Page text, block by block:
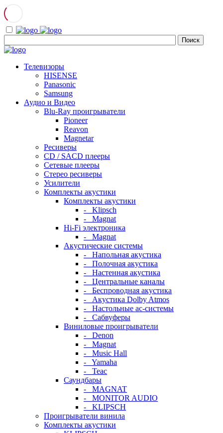
Телевизоры
HISENSE
Panasonic
Samsung
Аудио и Видео
Blu-Ray проигрыватели
Pioneer
Reavon
Magnetar
Ресиверы
CD / SACD плееры
Сетевые плееры
Стерео ресиверы
Усилители
Комплекты акустики
Комплекты акустики
- Klipsch
- Magnat
Hi-Fi электроника
- Magnat
Акустические системы
- Напольная акустика
- Полочная акустика
- Настенная акустика
- Центральные каналы
- Беспроводная акустика
- Акустика Dolby Atmos
- Настольные ас-системы
- Сабвуферы
Виниловые проигрыватели
- Denon
- Magnat
- Music Hall
- Yamaha
- Teac
Саундбары
- MAGNAT
- MONITOR AUDIO
- KLIPSCH
Проигрыватели винила
Комплекты акустики